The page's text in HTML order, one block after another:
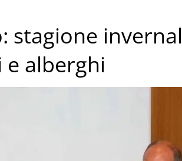
stagione
alberghi